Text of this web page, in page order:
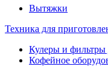
Вытяжки
Техника для
Кулеры и фильтры
Кофейное